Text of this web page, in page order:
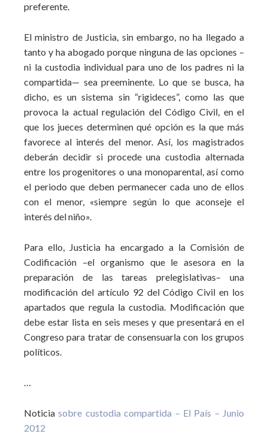
preferente.
El ministro de Justicia, sin embargo, no ha llegado a
tanto y ha abogado porque ninguna de las opciones –
ni la custodia individual para uno de los padres ni la
compartida— sea preeminente. Lo que se busca, ha
dicho, es un sistema sin “rigideces”, como las que
provoca la actual regulación del Código Civil, en el
que los jueces determinen qué opción es la que más
favorece al interés del menor. Así, los magistrados
deberán decidir si procede una custodia alternada
entre los progenitores o una monoparental, así como
el periodo que deben permanecer cada uno de ellos
con el menor, «siempre según lo que aconseje el
interés del niño».
Para ello, Justicia ha encargado a la Comisión de
Codificación –el organismo que le asesora en la
preparación de las tareas prelegislativas– una
modificación del artículo 92 del Código Civil en los
apartados que regula la custodia. Modificación que
debe estar lista en seis meses y que presentará en el
Congreso para tratar de consensuarla con los grupos
políticos.
…
Noticiasobre custodia compartida – El País – Junio
2012